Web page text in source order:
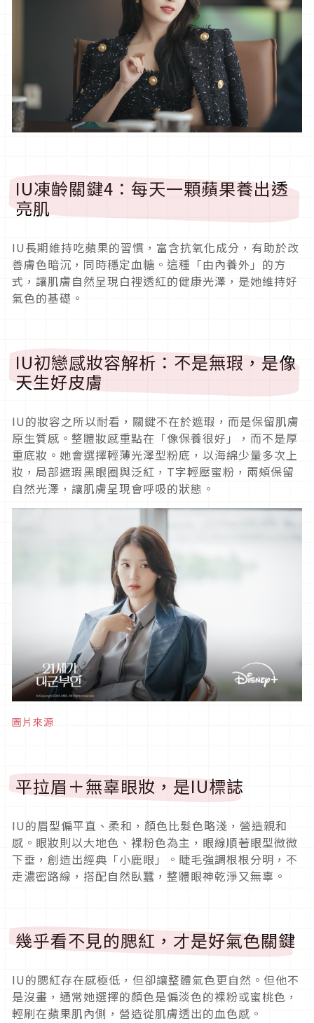
IU凍齡關鍵4：每天一顆蘋果養出透
亮肌
IU長期維持吃蘋果的習慣，富含抗氧化成分，有助於改
善膚色暗沉，同時穩定血糖。這種「由內養外」的方
式，讓肌膚自然呈現白裡透紅的健康光澤，是她維持好
氣色的基礎。
IU初戀感妝容解析：不是無瑕，是像
天生好皮膚
IU的妝容之所以耐看，關鍵不在於遮瑕，而是保留肌膚
原生質感。整體妝感重點在「像保養很好」，而不是厚
重底妝。她會選擇輕薄光澤型粉底，以海綿少量多次上
妝，局部遮瑕黑眼圈與泛紅，T字輕壓蜜粉，兩頰保留
自然光澤，讓肌膚呈現會呼吸的狀態。
圖片來源
平拉眉＋無辜眼妝，是IU標誌
IU的眉型偏平直、柔和，顏色比髮色略淺，營造親和
感。眼妝則以大地色、裸粉色為主，眼線順著眼型微微
下垂，創造出經典「小鹿眼」。睫毛強調根根分明，不
走濃密路線，搭配自然臥蠶，整體眼神乾淨又無辜。
幾乎看不見的腮紅，才是好氣色關鍵
IU的腮紅存在感極低，但卻讓整體氣色更自然。但他不
是沒畫，通常她選擇的顏色是偏淡色的裸粉或蜜桃色，
輕刷在蘋果肌內側，營造從肌膚透出的血色感。